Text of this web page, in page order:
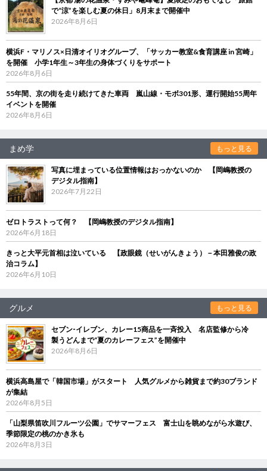
で“涼”を楽しむ夏の休日」8月末まで開催中
2026年8月6日
横浜F・マリノス×日清オイリオグループ、「サッカー教室&食育講座 in 宮崎」
を開催 小学1年生～3年生の身体づくりをサポート
2026年8月6日
55年間、京の街を走り続けてきた車両 嵐山線・モボ301形、運行開始55周年
イベントを開催
2026年8月6日
まめ学 もっと見る
写真に埋まっている位置情報はおっかないのか 【岡嶋教授の
デジタル指南】
2026年7月22日
ゼロトラストって何？ 【岡嶋教授のデジタル指南】
2026年6月18日
きっと大平元首相は泣いている 【政眼鏡（せいがんきょう）－本田雅俊の政
治コラム】
2026年6月10日
グルメ もっと見る
セブン‐イレブン、カレー15商品を一斉投入 名店監修から冷
製うどんまで“夏のカレーフェス”を開催中
2026年8月6日
横浜高島屋で「韓国市場」がスタート 人気グルメから雑貨まで約30ブランド
が集結
2026年8月5日
「山梨県笛吹川フルーツ公園」でサマーフェス 富士山を眺めながら水遊び、
季節限定の桃のかき氷も
2026年8月3日